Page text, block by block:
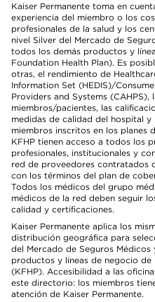
Kaiser Permanente toma en
experiencia del miembro o los
profesionales de la salud y los
nivel Silver del Mercado de
todos los demás productos y
Foundation Health Plan). Es
otras, el rendimiento de
Information Set (HEDIS)/
Providers and Systems (CAHPS),
miembros/pacientes, las
medidas de calidad del hospital
miembros inscritos en los planes
KFHP tienen acceso a todos los
profesionales, institucionales y
red de proveedores contratados
con los términos del plan de
Todos los médicos del grupo
médicos de la red deben seguir
calidad y certificaciones.
Kaiser Permanente aplica los
distribución geográfica para
del Mercado de Seguros
productos y líneas de negocio de
(KFHP). Accesibilidad a las
este directorio: los miembros
atención de Kaiser Permanente.